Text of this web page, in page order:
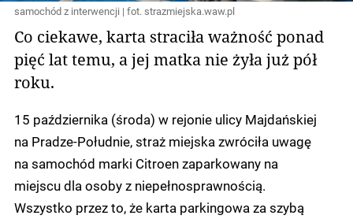
samochód z interwencji | fot. strazmiejska.waw.pl
Co ciekawe, karta straciła ważność ponad
pięć lat temu, a jej matka nie żyła już pół
roku.
15 października (środa) w rejonie ulicy Majdańskiej
na Pradze-Południe, straż miejska zwróciła uwagę
na samochód marki Citroen zaparkowany na
miejscu dla osoby z niepełnosprawnością.
Wszystko przez to, że karta parkingowa za szybą